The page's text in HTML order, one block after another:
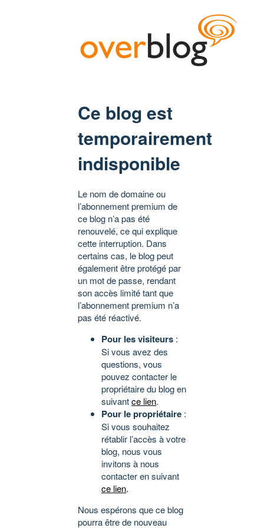
Ce blog est
temporairement
indisponible
Le nom de domaine ou
l’abonnement premium de
ce blog n’a pas été
renouvelé, ce qui explique
cette interruption. Dans
certains cas, le blog peut
également être protégé par
un mot de passe, rendant
son accès limité tant que
l’abonnement premium n’a
pas été réactivé.
Pour les visiteurs :
Si vous avez des
questions, vous
pouvez contacter le
propriétaire du blog en
suivantce lien.
Pour le propriétaire :
Si vous souhaitez
rétablir l’accès à votre
blog, nous vous
invitons à nous
contacter en suivant
ce lien.
Nous espérons que ce blog
pourra être de nouveau